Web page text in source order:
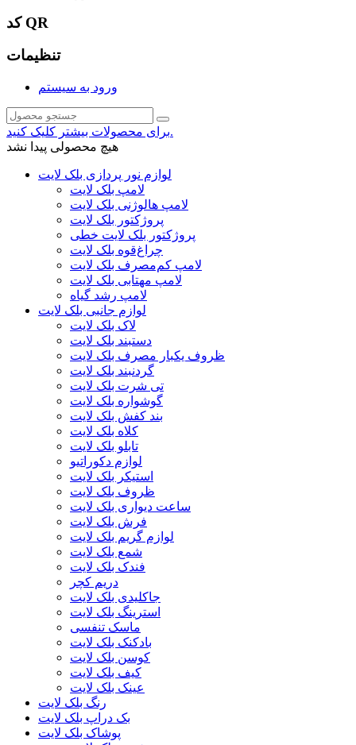
کد QR
تنظیمات
ورود به سیستم
برای محصولات بیشتر کلیک کنید.
هیچ محصولی پیدا نشد
لوازم نور پردازی بلک لایت
لامپ بلک لایت
لامپ هالوژنی بلک لایت
پروژکتور بلک لایت
پروژکتور بلک لایت خطی
چراغ‌قوه بلک لایت
لامپ کم‌مصرف بلک لایت
لامپ مهتابی بلک لایت
لامپ رشد گیاه
لوازم جانبی بلک لایت
لاک بلک لایت
دستبند بلک لایت
ظروف یکبار مصرف بلک لایت
گردنبند بلک لایت
تی شرت بلک لایت
گوشواره بلک لایت
بند کفش بلک لایت
کلاه بلک لایت
تابلو بلک لایت
لوازم دکوراتیو
استیکر بلک لایت
ظروف بلک لایت
ساعت دیواری بلک لایت
فرش بلک لایت
لوازم گریم بلک لایت
شمع بلک لایت
فندک بلک لایت
دریم کچر
جاکلیدی بلک لایت
استرینگ بلک لایت
ماسک تنفسی
بادکنک بلک لایت
کوسن بلک لایت
کیف بلک لایت
عینک بلک لایت
رنگ بلک لایت
بک دراپ بلک لایت
پوشاک بلک لایت